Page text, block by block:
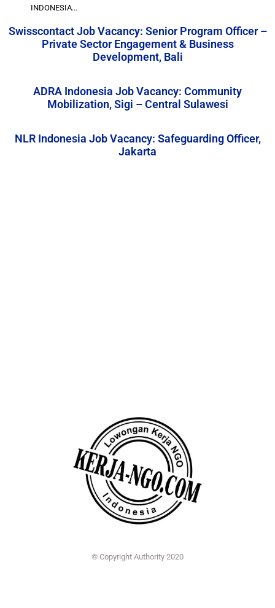
INDONESIA...
Swisscontact Job Vacancy: Senior Program Officer –
Private Sector Engagement & Business
Development, Bali
ADRA Indonesia Job Vacancy: Community
Mobilization, Sigi – Central Sulawesi
NLR Indonesia Job Vacancy: Safeguarding Officer,
Jakarta
© Copyright Authority 2020